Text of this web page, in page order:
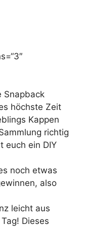
Snapback
höchste Zeit
Kappen
richtig
euch ein DIY
noch etwas
also
leicht aus
Dieses